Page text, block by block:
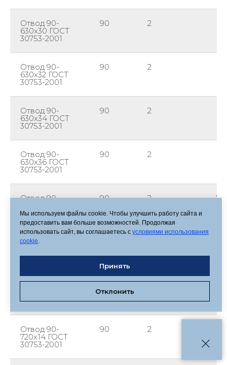
Отвод 90-
630х30 ГОСТ
30753-2001
90 2
Отвод 90-
630х32 ГОСТ
30753-2001
90 2
Отвод 90-
630х34 ГОСТ
30753-2001
90 2
Отвод 90-
630х36 ГОСТ
30753-2001
90 2
Отвод 90-
30753-2001
90 2
Отвод 90-
30753-2001
30753-2001
Отвод 90-
720х14 ГОСТ
30753-2001
90 2
Мы используем файлы cookie. Чтобы улучшить работу сайта и
предоставить вам больше возможностей. Продолжая
использовать сайт, вы соглашаетесь с условиями использования
cookie.
Принять
Отклонить